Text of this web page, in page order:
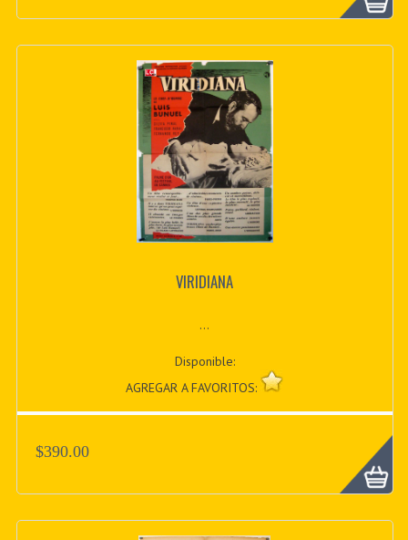
VIRIDIANA
...
Disponible:
AGREGAR A FAVORITOS:
$390.00